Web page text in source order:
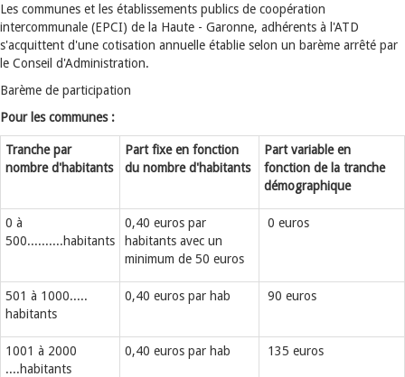
Les communes et les établissements publics de coopération
intercommunale (EPCI) de la Haute - Garonne, adhérents à l'ATD
s'acquittent d'une cotisation annuelle établie selon un barème arrêté par
le Conseil d'Administration.
Barème de participation
Pour les communes :
Tranche par
nombre d'habitants
Part fixe en fonction
du nombre d'habitants
Part variable en
fonction de la tranche
démographique
0 à
500..........habitants
0,40 euros par
habitants avec un
minimum de 50 euros
0 euros
501 à 1000.....
habitants
0,40 euros par hab 90 euros
1001 à 2000
....habitants
0,40 euros par hab 135 euros